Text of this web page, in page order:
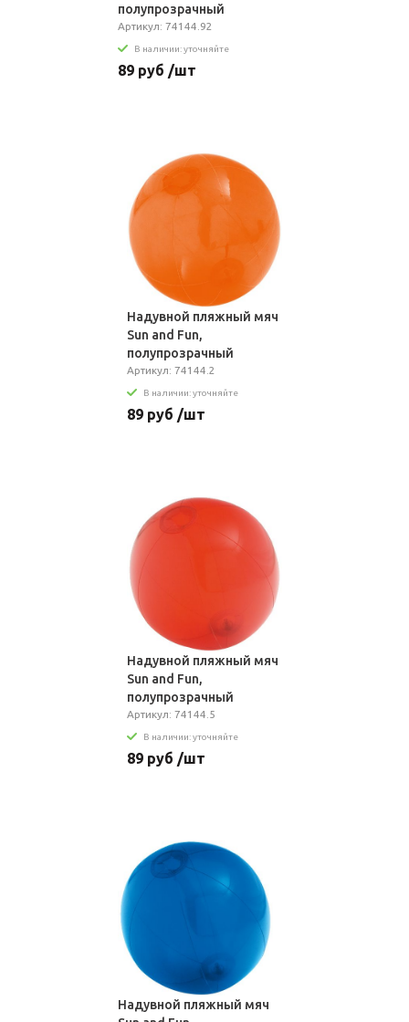
полупрозрачный
зеленый
Артикул: 74144.92
В наличии: уточняйте
89 руб /шт
Надувной пляжный мяч
Sun and Fun,
полупрозрачный
оранжевый
Артикул: 74144.2
В наличии: уточняйте
89 руб /шт
Надувной пляжный мяч
Sun and Fun,
полупрозрачный
красный
Артикул: 74144.5
В наличии: уточняйте
89 руб /шт
Надувной пляжный мяч